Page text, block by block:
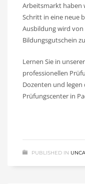
Arbeitsmarkt haben
Schritt in eine neue
Ausbildung wird
Bildungsgutschein
Lernen Sie in
professionellen
Dozenten und legen
Prüfungscenter in
PUBLISHED IN